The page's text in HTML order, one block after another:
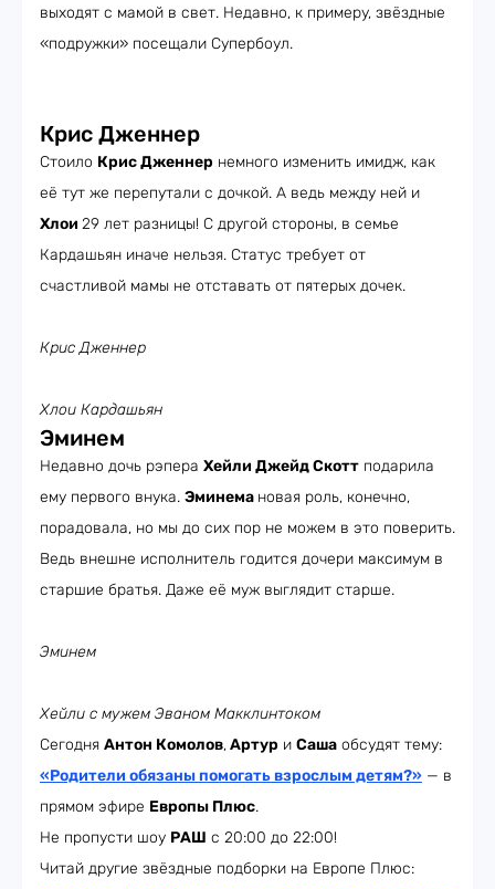
выходят с мамой в свет. Недавно, к примеру, звёздные
«подружки» посещали Супербоул.
Крис Дженнер
Стоило Крис Дженнер немного изменить имидж, как
её тут же перепутали с дочкой. А ведь между ней и
Хлои 29 лет разницы! С другой стороны, в семье
Кардашьян иначе нельзя. Статус требует от
счастливой мамы не отставать от пятерых дочек.
Крис Дженнер
Хлои Кардашьян
Эминем
Недавно дочь рэпера Хейли Джейд Скотт подарила
ему первого внука. Эминема новая роль, конечно,
порадовала, но мы до сих пор не можем в это поверить.
Ведь внешне исполнитель годится дочери максимум в
старшие братья. Даже её муж выглядит старше.
Эминем
Хейли с мужем Эваном Макклинтоком
Сегодня Антон Комолов,Артур и Саша обсудят тему:
«Родители обязаны помогать взрослым детям?» — в
прямом эфире Европы Плюс.
Не пропусти шоу РАШ с 20:00 до 22:00!
Читай другие звёздные подборки на Европе Плюс: